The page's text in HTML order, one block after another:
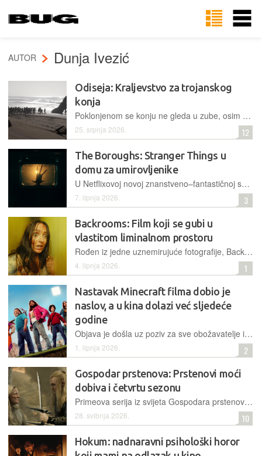
AUTOR Dunja Ivezić
Odiseja: Kraljevstvo za trojanskog
konja
Poklonjenom se konju ne gleda u zube, osim kad je ispunjen neprijateljskom vojskom
25. srpnja 2026. 12
The Boroughs: Stranger Things u
domu za umirovljenike
U Netflixovoj novoj znanstveno–fantastičnoj seriji, skupina umirovljenika istražuje nadnaravne misterije, čudovišne pojave i nove početke
7. lipnja 2026. 3
Backrooms: Film koji se gubi u
vlastitom liminalnom prostoru
Rođen iz jedne uznemirujuće fotografije, Backrooms se na trenutke slama pod teretom dugometražne forme
4. lipnja 2026. 1
Nastavak Minecraft filma dobio je
naslov, a u kina dolazi već sljedeće
godine
Objava je došla uz poziv za sve obožavatelje igre čiji bi se kreativni projekt mogao nagraditi pojavljivanjem u sljedećem filmu
1. lipnja 2026. 2
Gospodar prstenova: Prstenovi moći
dobiva i četvrtu sezonu
Primeova serija iz svijeta Gospodara prstenova se uoči premijere treće sezone priprema za četvrtu, a snimanje je planirano za sljedeću godinu
28. svibnja 2026. 10
Hokum: nadnaravni psihološki horor